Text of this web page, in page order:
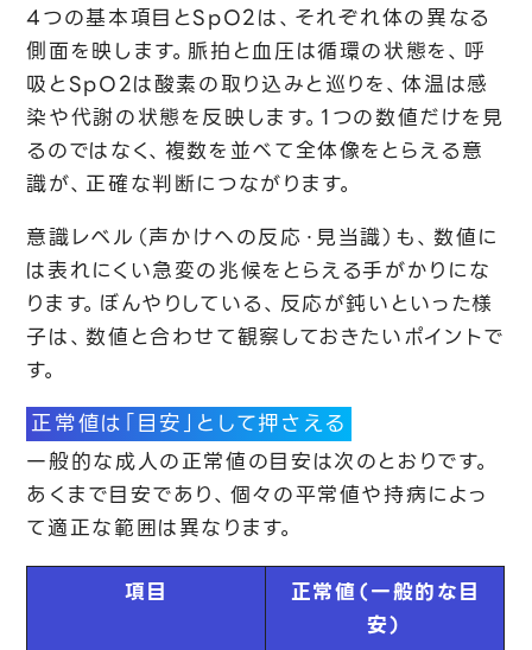
4つの基本項目とSpO2は、それぞれ体の異なる
側面を映します。脈拍と血圧は循環の状態を、呼
吸とSpO2は酸素の取り込みと巡りを、体温は感
染や代謝の状態を反映します。1つの数値だけを見
るのではなく、複数を並べて全体像をとらえる意
識が、正確な判断につながります。
意識レベル（声かけへの反応・見当識）も、数値に
は表れにくい急変の兆候をとらえる手がかりにな
ります。ぼんやりしている、反応が鈍いといった様
子は、数値と合わせて観察しておきたいポイントで
す。
正常値は「目安」として押さえる
一般的な成人の正常値の目安は次のとおりです。
あくまで目安であり、個々の平常値や持病によっ
て適正な範囲は異なります。
項目
正常値（一般的な目
安）